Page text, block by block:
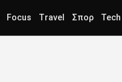
Focus Travel Σπορ Tech